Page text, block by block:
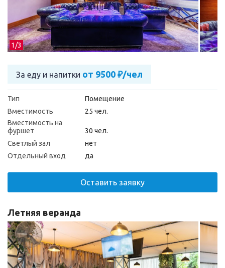
1/3
За еду и напитки от 9500 ₽/чел
Тип
Помещение
Вместимость
25 чел.
Вместимость на
фуршет
30 чел.
Светлый зал
нет
Отдельный вход
да
Оставить заявку
Летняя веранда